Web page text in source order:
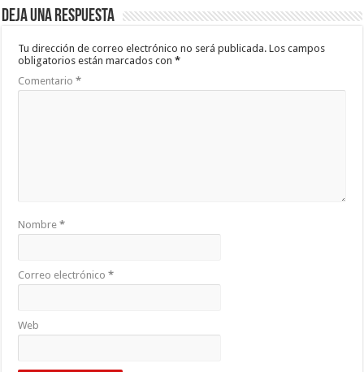
Deja una respuesta
Tu dirección de correo electrónico no será publicada. Los campos
obligatorios están marcados con*
Comentario*
Nombre*
Correo electrónico*
Web